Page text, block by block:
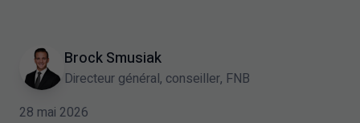
Brock Smusiak
Directeur général, conseiller, FNB
28 mai 2026